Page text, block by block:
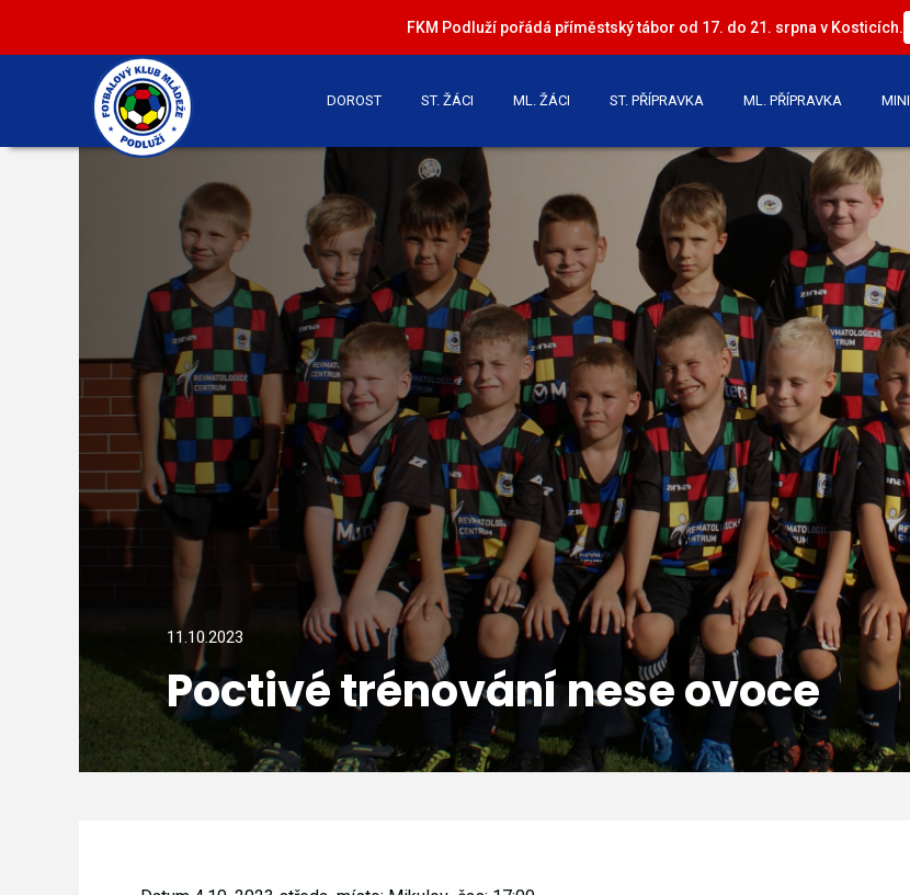
FKM Podluží pořádá příměstský tábor od 17. do 21. srpna v Kosticích.
DOROST ST. ŽÁCI ML. ŽÁCI ST. PŘÍPRAVKA ML. PŘÍPRAVKA MINI
11.10.2023
Poctivé trénování nese ovoce